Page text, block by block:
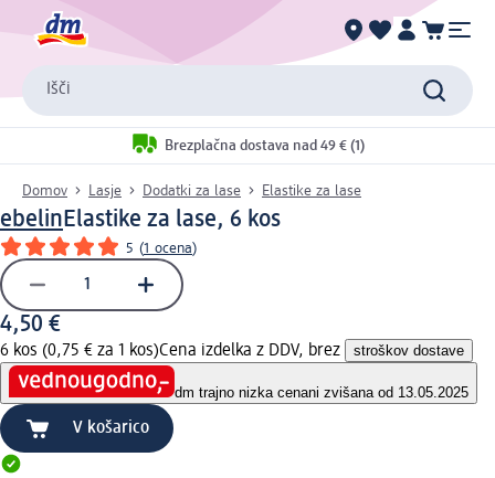
Išči
Brezplačna dostava nad 49 € (1)
Domov Lasje Dodatki za lase Elastike za lase
ebelinElastike za lase, 6 kos
5 (1 ocena)
4,50 €
6 kos (0,75 € za 1 kos)Cena izdelka z DDV, brez stroškov dostave
dm trajno nizka cenani zvišana od 13.05.2025
V košarico